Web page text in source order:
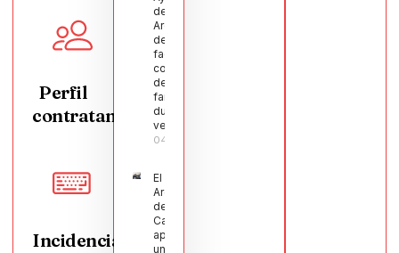
Perfil
contratante
Incidencias
de
Argamasilla
de Calatrava
facilita la
conciliación
de 200
familias
durante el
verano
04/08/2026
El Pleno de
Argamasilla
de
Calatrava
aprueba
una moción